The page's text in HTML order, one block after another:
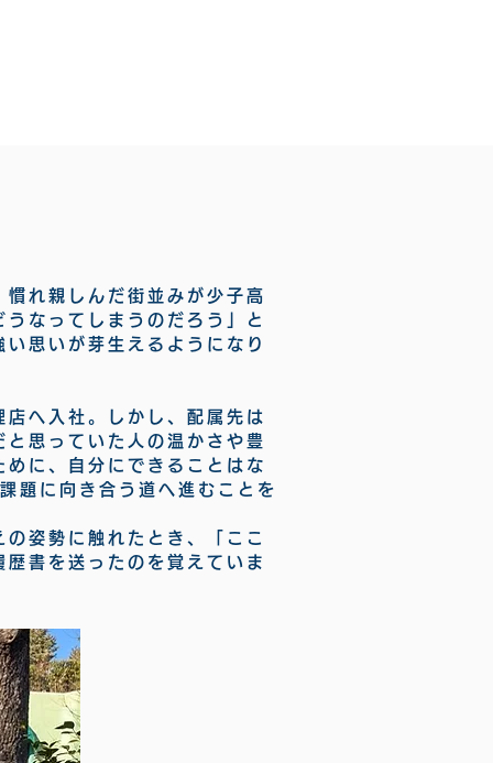
れ親しんだ街並みが少子高
なってしまうのだろう」と
思いが芽生えるようになり
へ入社。しかし、配属先は
思っていた人の温かさや豊
に、自分にできることはな
題に向き合う道へ進むことを
姿勢に触れたとき、「ここ
書を送ったのを覚えていま